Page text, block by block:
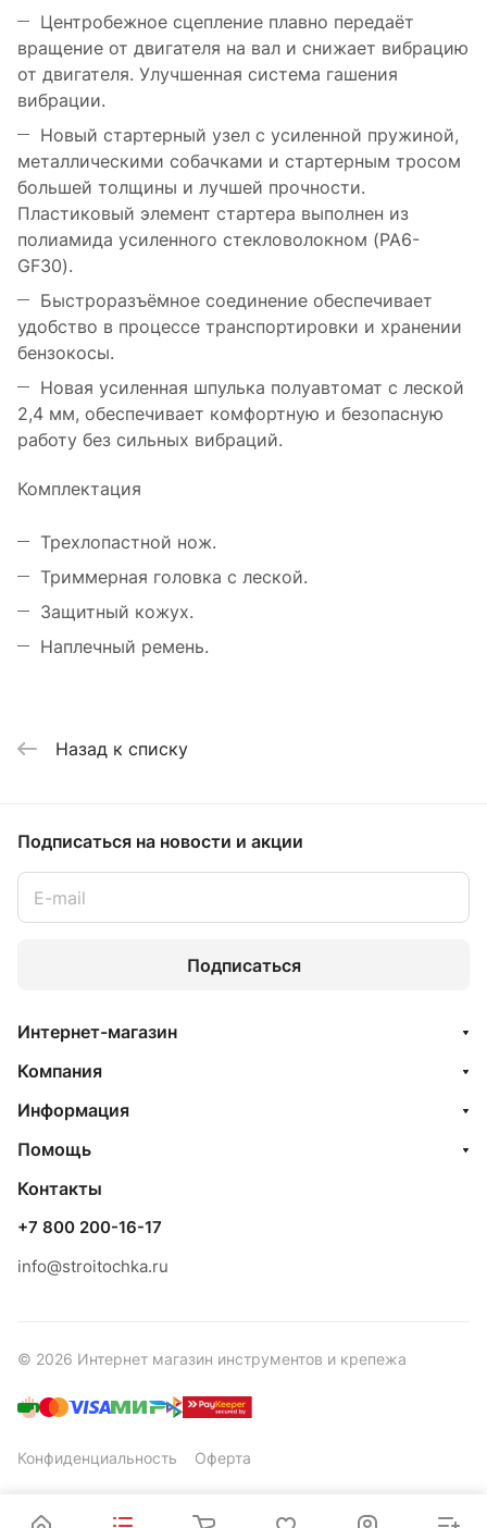
Центробежное сцепление плавно передаёт
вращение от двигателя на вал и снижает вибрацию
от двигателя. Улучшенная система гашения
вибрации.
Новый стартерный узел с усиленной пружиной,
металлическими собачками и стартерным тросом
большей толщины и лучшей прочности.
Пластиковый элемент стартера выполнен из
полиамида усиленного стекловолокном (PA6-
GF30).
Быстроразъёмное соединение обеспечивает
удобство в процессе транспортировки и хранении
бензокосы.
Новая усиленная шпулька полуавтомат с леской
2,4 мм, обеспечивает комфортную и безопасную
работу без сильных вибраций.
Комплектация
Трехлопастной нож.
Триммерная головка с леской.
Защитный кожух.
Наплечный ремень.
Назад к списку
Подписаться на новости и акции
Подписаться
Интернет-магазин
Компания
Информация
Помощь
Контакты
+7 800 200-16-17
info@stroitochka.ru
© 2026 Интернет магазин инструментов и крепежа
Конфиденциальность Оферта